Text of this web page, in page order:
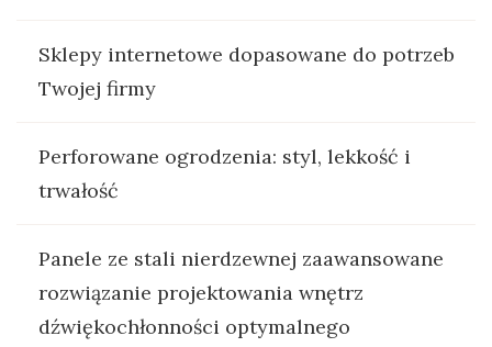
Sklepy internetowe dopasowane do potrzeb
Twojej firmy
Perforowane ogrodzenia: styl, lekkość i
trwałość
Panele ze stali nierdzewnej zaawansowane
rozwiązanie projektowania wnętrz
dźwiękochłonności optymalnego